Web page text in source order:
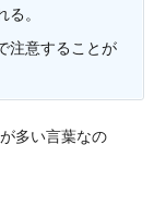
。
注意することが
多い言葉なの